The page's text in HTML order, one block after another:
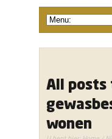
All posts
wonen